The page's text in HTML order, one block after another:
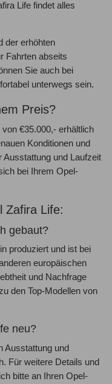
Life findet alles
der erhöhten
Fahrten abseits
Sie auch bei
unterwegs sein.
Preis?
€35.000,- erhältlich
Konditionen und
Ausstattung und Laufzeit
bei Ihrem Opel-
Zafira Life:
gebaut?
produziert und ist bei
europäischen
und Nachfrage
den Top-Modellen von
neu?
Ausstattung und
Für weitere Details und
bitte an Ihren Opel-